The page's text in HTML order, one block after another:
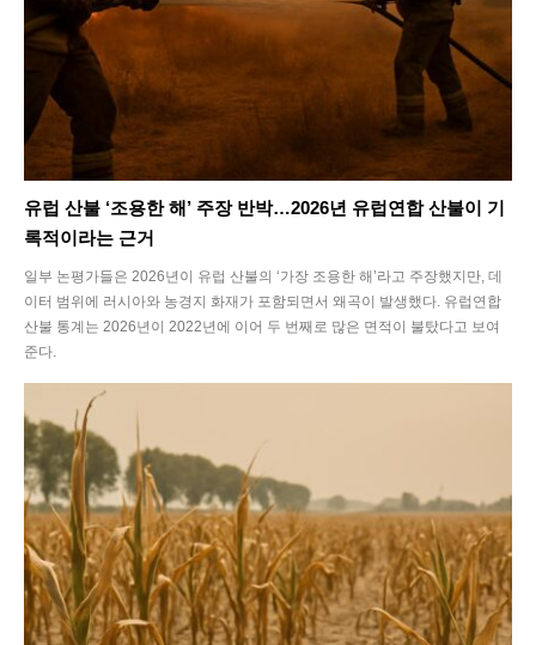
유럽 산불 ‘조용한 해’ 주장 반박…2026년 유럽연합 산불이 기
록적이라는 근거
일부 논평가들은 2026년이 유럽 산불의 ‘가장 조용한 해’라고 주장했지만, 데
이터 범위에 러시아와 농경지 화재가 포함되면서 왜곡이 발생했다. 유럽연합
산불 통계는 2026년이 2022년에 이어 두 번째로 많은 면적이 불탔다고 보여
준다.